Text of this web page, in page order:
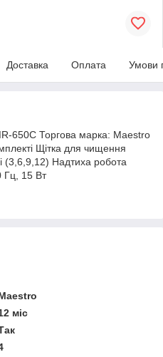
Доставка Оплата Умови
650C Торгова марка: Maestro
Щітка для чищення
(3,6,9,12) Надтиха робота
Гц, 15 Вт
міс